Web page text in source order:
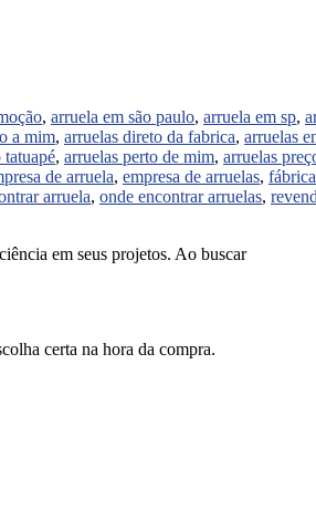
, arruela em são paulo, arruela em sp,
a mim, arruelas direto da fabrica, arruelas
tatuapé, arruelas perto de mim, arruelas
de arruela, empresa de arruelas,
arruela, onde encontrar arruelas,
em seus projetos. Ao buscar
certa na hora da compra.